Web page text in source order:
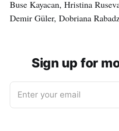
Buse Kayacan, Hristina
Demir Güler, Dobriana
Sign up for
Enter your email